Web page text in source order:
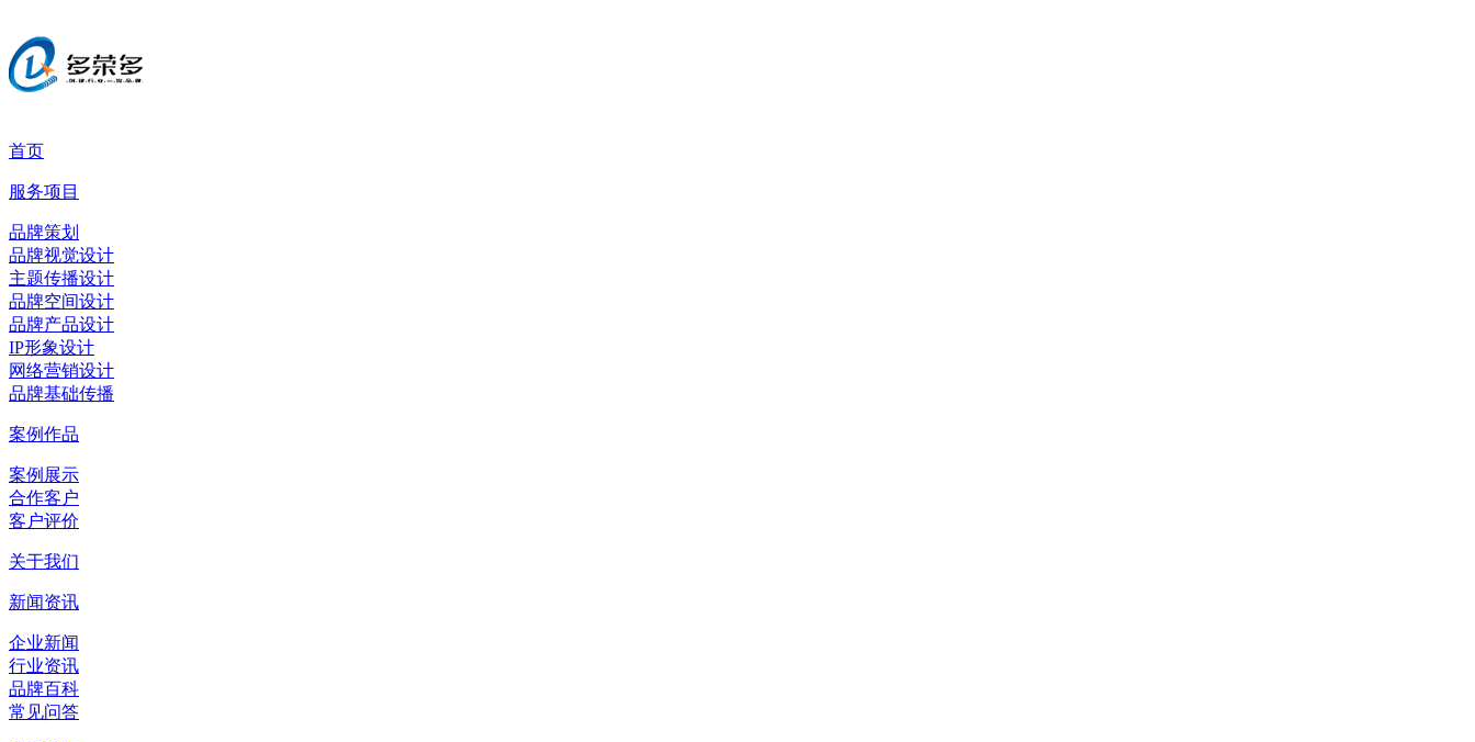
首页
服务项目
品牌策划
品牌视觉设计
主题传播设计
品牌空间设计
品牌产品设计
IP形象设计
网络营销设计
品牌基础传播
案例作品
案例展示
合作客户
客户评价
关于我们
新闻资讯
企业新闻
行业资讯
品牌百科
常见问答